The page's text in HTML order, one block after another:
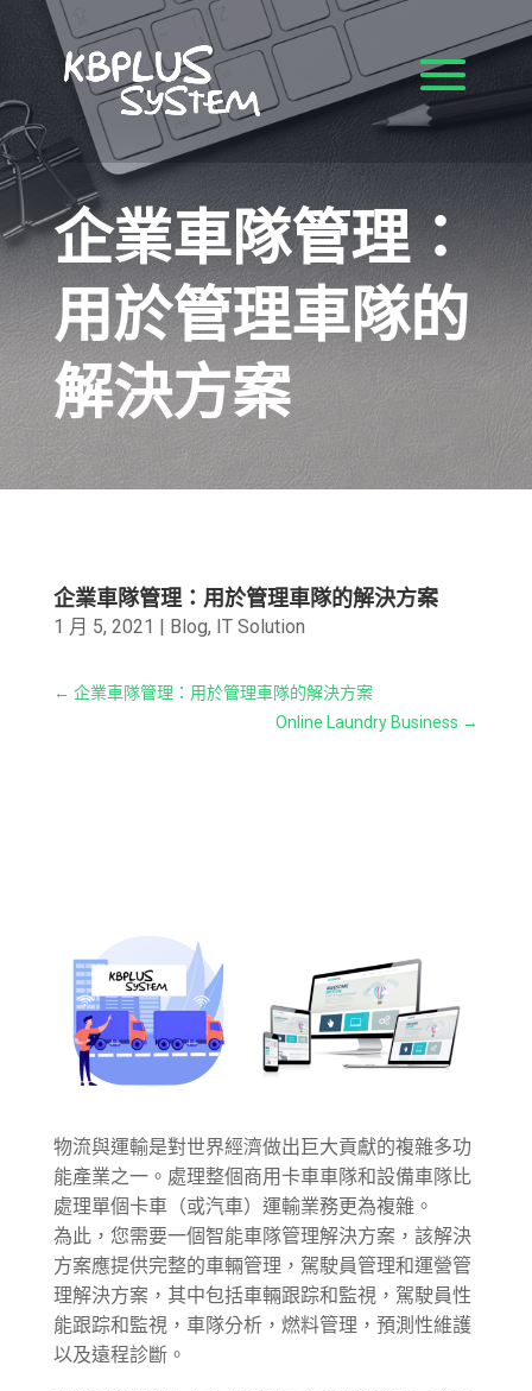
企業車隊管理：
用於管理車隊的
解決方案
企業車隊管理：用於管理車隊的解決方案
1 月 5, 2021 | Blog, IT Solution
← 企業車隊管理：用於管理車隊的解決方案
Online Laundry Business →
物流與運輸是對世界經濟做出巨大貢獻的複雜多功
能產業之一。處理整個商用卡車車隊和設備車隊比
處理單個卡車（或汽車）運輸業務更為複雜。
為此，您需要一個智能車隊管理解決方案，該解決
方案應提供完整的車輛管理，駕駛員管理和運營管
理解決方案，其中包括車輛跟踪和監視，駕駛員性
能跟踪和監視，車隊分析，燃料管理，預測性維護
以及遠程診斷。